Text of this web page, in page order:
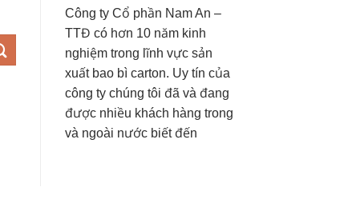
Công ty Cổ phần Nam An –
TTĐ có hơn 10 năm kinh
nghiệm trong lĩnh vực sản
xuất bao bì carton. Uy tín của
công ty chúng tôi đã và đang
được nhiều khách hàng trong
và ngoài nước biết đến